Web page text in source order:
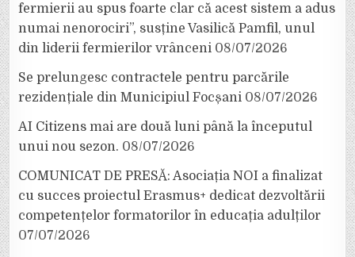
fermierii au spus foarte clar că acest sistem a adus
numai nenorociri”, susține Vasilică Pamfil, unul
din liderii fermierilor vrânceni 08/07/2026
Se prelungesc contractele pentru parcările
rezidențiale din Municipiul Focșani 08/07/2026
AI Citizens mai are două luni până la începutul
unui nou sezon. 08/07/2026
COMUNICAT DE PRESĂ: Asociația NOI a finalizat
cu succes proiectul Erasmus+ dedicat dezvoltării
competențelor formatorilor în educația adulților
07/07/2026